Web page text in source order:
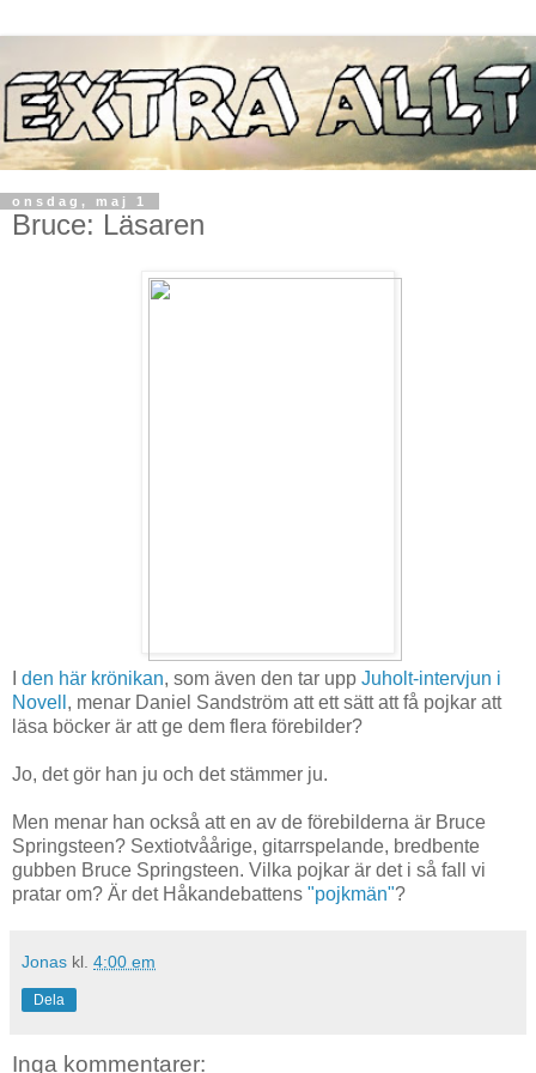
onsdag, maj 1
Bruce: Läsaren
den här krönikan, som även den tar upp Juholt-intervjun i
Novell , menar Daniel Sandström att ett sätt att få pojkar att
läsa böcker är att ge dem flera förebilder?
Jo, det gör han ju och det stämmer ju.
Men menar han också att en av de förebilderna är Bruce
Springsteen? Sextiotvåårige, gitarrspelande, bredbente
gubben Bruce Springsteen. Vilka pojkar är det i så fall vi
pratar om? Är det Håkandebattens "pojkmän"?
Jonas kl. 4:00 em
Dela
Inga kommentarer: